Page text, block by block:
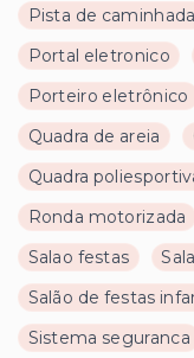
Pista de caminhada
Portal eletronico
Porteiro eletrônico
Quadra de areia
Quadra
Ronda motorizada
Salao festas
Salão de festas
Sistema seguranca